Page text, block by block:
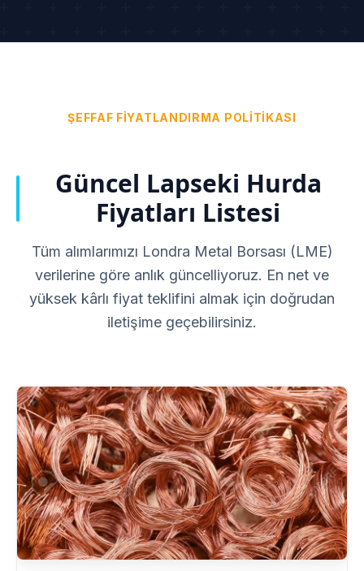
ŞEFFAF FIYATLANDIRMA POLITIKASI
Güncel Lapseki Hurda
Fiyatları Listesi
Tüm alımlarımızı Londra Metal Borsası (LME)
verilerine göre anlık güncelliyoruz. En net ve
yüksek kârlı fiyat teklifini almak için doğrudan
iletişime geçebilirsiniz.